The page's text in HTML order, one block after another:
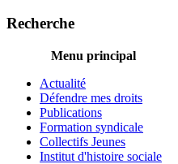
Recherche
Menu principal
Actualité
Défendre mes droits
Publications
Formation syndicale
Collectifs Jeunes
Institut d'histoire sociale